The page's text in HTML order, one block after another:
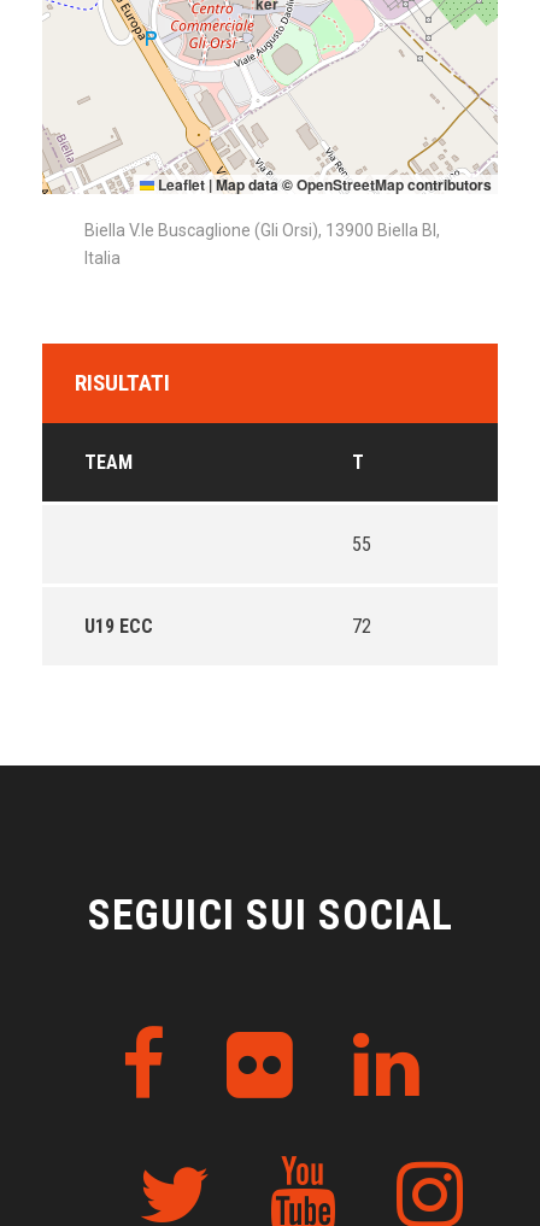
Leaflet |Map data ©OpenStreetMapcontributors
Biella V.le Buscaglione (Gli Orsi), 13900 Biella BI,
Italia
RISULTATI
TEAM T
55
U19 ECC 72
SEGUICI SUI SOCIAL